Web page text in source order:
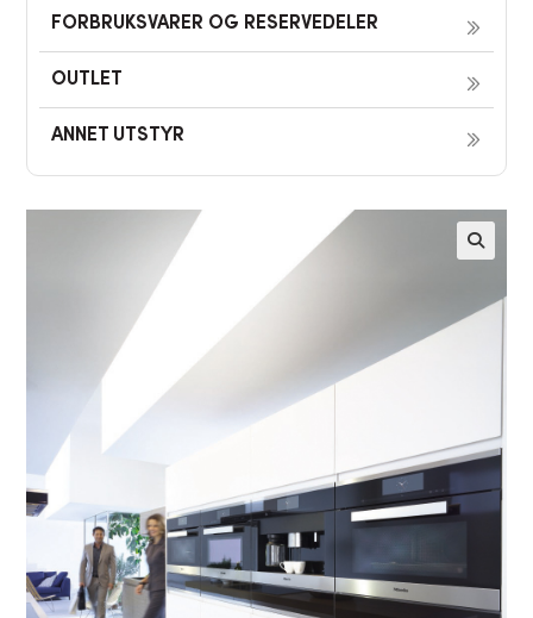
FORBRUKSVARER OG RESERVEDELER
OUTLET
ANNET UTSTYR